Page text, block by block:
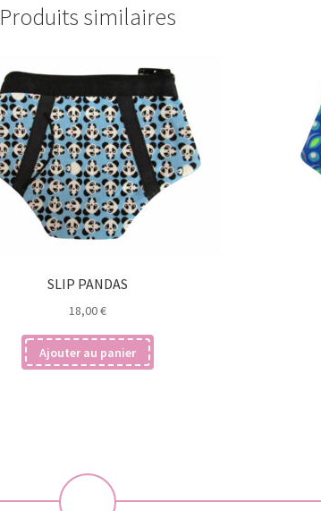
Produits similaires
SLIP PANDAS
18,00€
Ajouter au panier